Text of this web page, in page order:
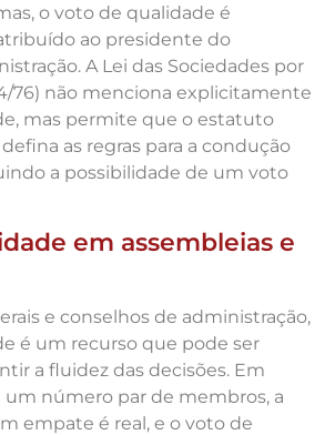
o voto de qualidade é
ao presidente do
A Lei das Sociedades por
76) não menciona explicitamente
mas permite que o estatuto
as regras para a condução
a possibilidade de um voto
em assembleias e
e conselhos de administração,
é um recurso que pode ser
a fluidez das decisões. Em
um número par de membros, a
empate é real, e o voto de